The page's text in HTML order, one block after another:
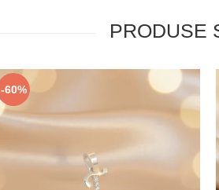
PRODUSE
-60%